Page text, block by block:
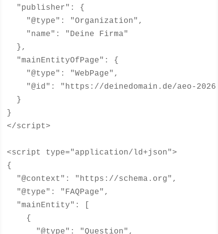
  "publisher": {
    "@type": "Organization",
    "name": "Deine Firma"
  },
  "mainEntityOfPage": {
    "@type": "WebPage",
"@id": "https://deinedomain.de/aeo-
  }
}
</script>
<script type="application/ld+json">
{
  "@context": "https://schema.org",
  "@type": "FAQPage",
  "mainEntity": [
    {
      "@type": "Question",